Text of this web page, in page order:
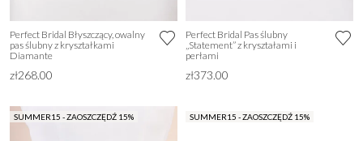
Perfect Bridal Błyszczący, owalny
pas ślubny z kryształkami
Diamante
zł268.00
Perfect Bridal Pas ślubny
„Statement” z kryształami i
perłami
zł373.00
SUMMER15 - ZAOSZCZĘDŹ 15% SUMMER15 - ZAOSZCZĘDŹ 15%